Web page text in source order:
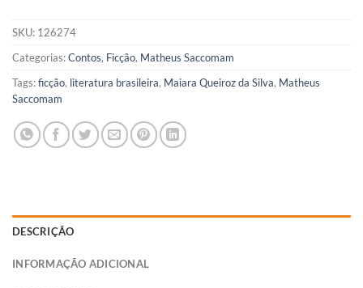
SKU: 126274
Categorias:Contos, Ficção, Matheus Saccomam
Tags:ficção, literatura brasileira, Maiara Queiroz da Silva, Matheus
Saccomam
DESCRIÇÃO
INFORMAÇÃO ADICIONAL